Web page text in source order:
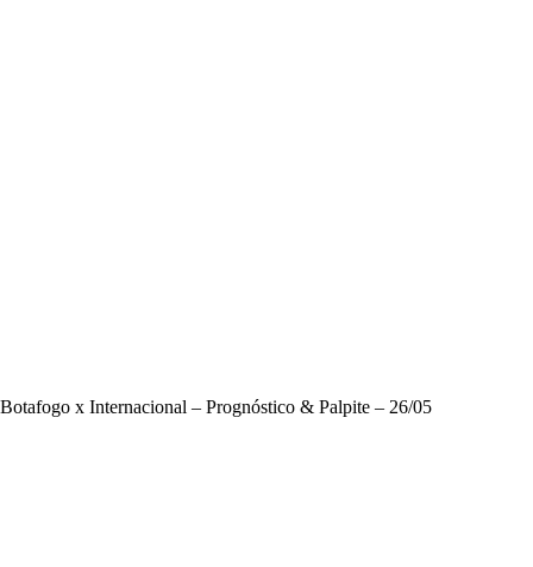
Botafogo x Internacional – Prognóstico & Palpite – 26/05